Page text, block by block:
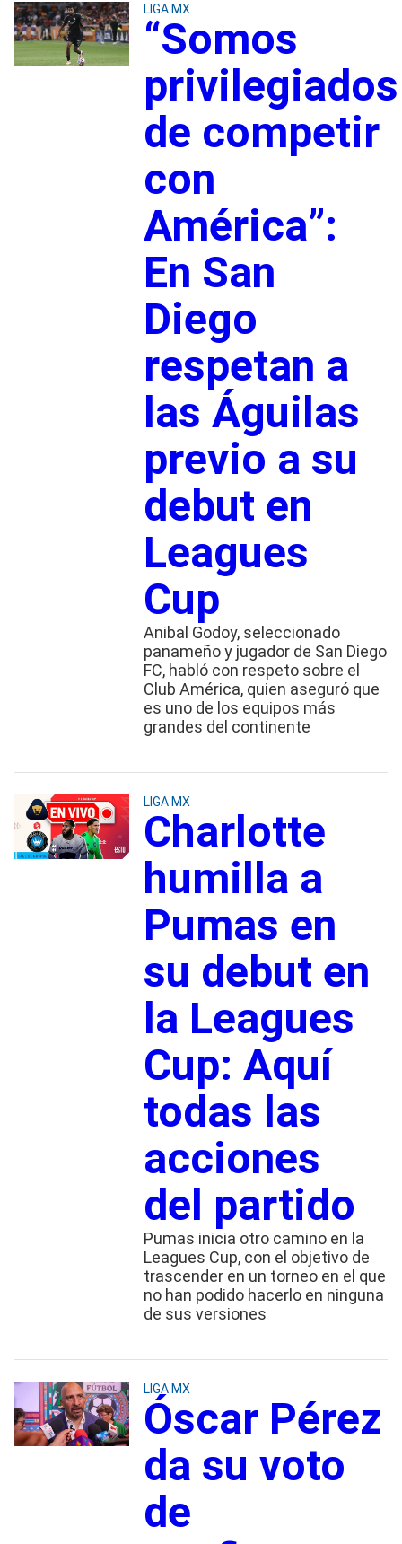
LIGA MX
“Somos
privilegiados
de competir
con
América”:
En San
Diego
respetan a
las Águilas
previo a su
debut en
Leagues
Cup
Anibal Godoy, seleccionado
panameño y jugador de San Diego
FC, habló con respeto sobre el
Club América, quien aseguró que
es uno de los equipos más
grandes del continente
LIGA MX
Charlotte
humilla a
Pumas en
su debut en
la Leagues
Cup: Aquí
todas las
acciones
del partido
Pumas inicia otro camino en la
Leagues Cup, con el objetivo de
trascender en un torneo en el que
no han podido hacerlo en ninguna
de sus versiones
LIGA MX
Óscar Pérez
da su voto
de